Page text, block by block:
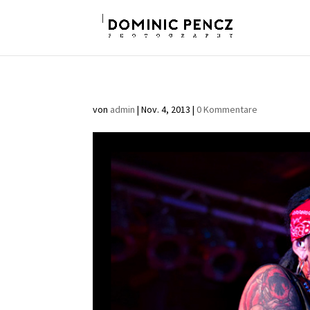
von admin |Nov. 4, 2013 |0 Kommentare